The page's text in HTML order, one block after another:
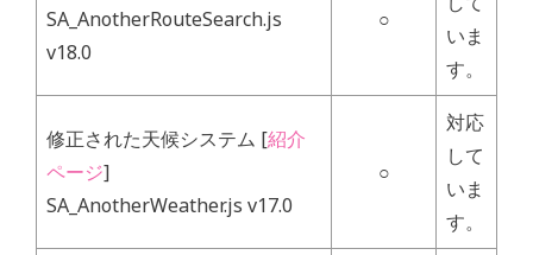
SA_AnotherRouteSearch.js
v18.0
○
いま
す。
修正された天候システム [紹介
ページ]
SA_AnotherWeather.js v17.0
○
対応
して
いま
す。